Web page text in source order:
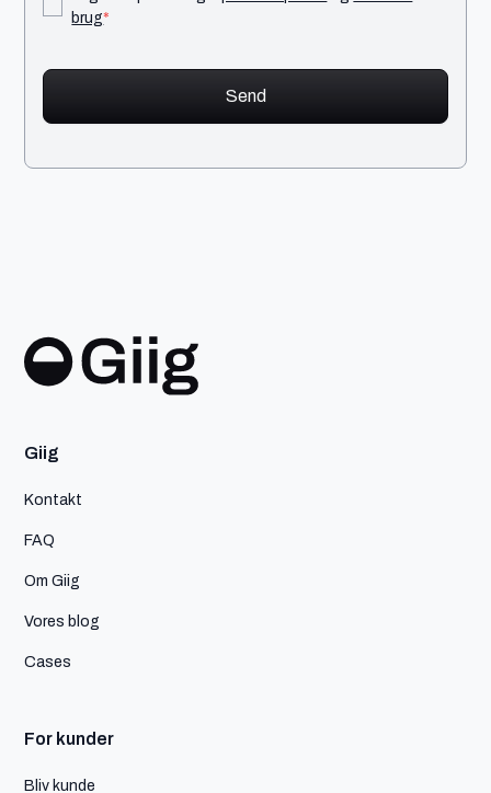
brug*
Giig
Kontakt
FAQ
Om Giig
Vores blog
Cases
For kunder
Bliv kunde